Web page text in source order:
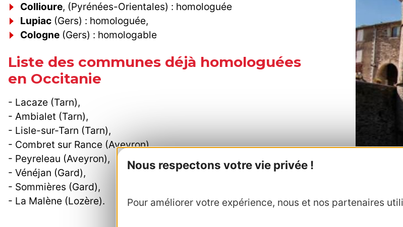
Nous respectons votre vie privée !
Pour améliorer votre expérience, nous et nos partenaires
Collioure, (Pyrénées-Orientales) : homologuée
Lupiac (Gers) : homologuée,
Cologne (Gers) : homologable
Liste des communes déjà homologuées
en Occitanie
- Lacaze (Tarn),
- Ambialet (Tarn),
- Lisle-sur-Tarn (Tarn),
- Combret sur Rance (Aveyron),
- Peyreleau (Aveyron),
- Vénéjan (Gard),
- Sommières (Gard),
- La Malène (Lozère).